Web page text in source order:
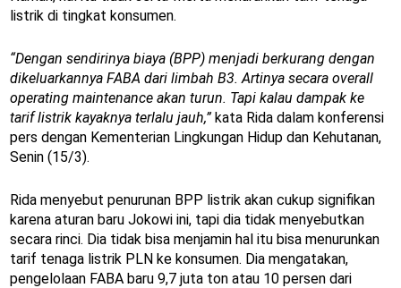
listrik di tingkat konsumen.
“Dengan sendirinya biaya (BPP) menjadi berkurang dengan
dikeluarkannya FABA dari limbah B3. Artinya secara overall
operating maintenance akan turun. Tapi kalau dampak ke
tarif listrik kayaknya terlalu jauh,”kata Rida dalam konferensi
pers dengan Kementerian Lingkungan Hidup dan Kehutanan,
Senin (15/3).
Rida menyebut penurunan BPP listrik akan cukup signifikan
karena aturan baru Jokowi ini, tapi dia tidak menyebutkan
secara rinci. Dia tidak bisa menjamin hal itu bisa menurunkan
tarif tenaga listrik PLN ke konsumen. Dia mengatakan,
pengelolaan FABA baru 9,7 juta ton atau 10 persen dari